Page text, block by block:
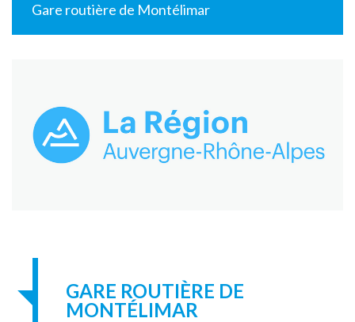
Gare routière de Montélimar
GARE ROUTIÈRE DE
MONTÉLIMAR